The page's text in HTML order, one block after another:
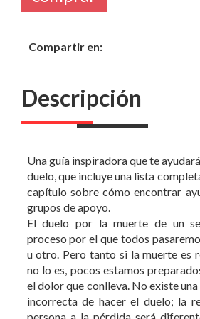
Descripción
Una guía inspiradora que te ayudará
capítulo sobre cómo encontrar
El duelo por la muerte de un
proceso por el que todos
u otro. Pero tanto si la muerte es
no lo es, pocos estamos
el dolor que conlleva. No existe
incorrecta de hacer el duelo; la
persona a la pérdida será
compasiva y completa guía, la
Rando, especialista en duelo y
Tanto si la muerte ha sido